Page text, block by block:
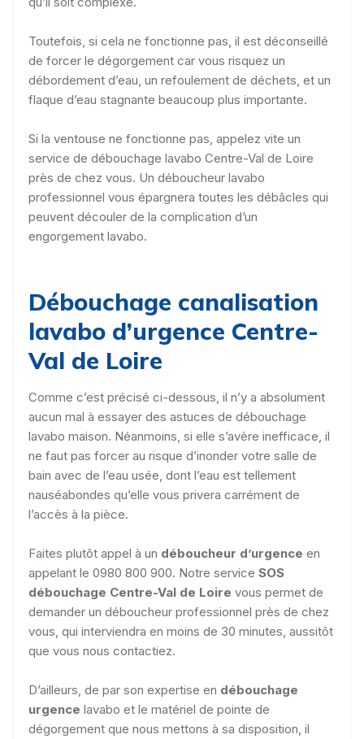
Toutefois, si cela ne fonctionne pas, il est déconseillé
de forcer le dégorgement car vous risquez un
débordement d’eau, un refoulement de déchets, et un
flaque d’eau stagnante beaucoup plus importante.
Si la ventouse ne fonctionne pas, appelez vite un
service de débouchage lavabo Centre-Val de Loire
près de chez vous. Un déboucheur lavabo
professionnel vous épargnera toutes les débâcles qui
peuvent découler de la complication d’un
engorgement lavabo.
Débouchage canalisation
lavabo d’urgence Centre-
Val de Loire
Comme c’est précisé ci-dessous, il n’y a absolument
aucun mal à essayer des astuces de débouchage
lavabo maison. Néanmoins, si elle s’avère inefficace, il
ne faut pas forcer au risque d’inonder votre salle de
bain avec de l’eau usée, dont l’eau est tellement
nauséabondes qu’elle vous privera carrément de
l’accès à la pièce.
Faites plutôt appel à un déboucheur d’urgence en
appelant le 0980 800 900. Notre service SOS
débouchage Centre-Val de Loire vous permet de
demander un déboucheur professionnel près de chez
vous, qui interviendra en moins de 30 minutes, aussitôt
que vous nous contactiez.
D’ailleurs, de par son expertise en débouchage
urgence lavabo et le matériel de pointe de
dégorgement que nous mettons à sa disposition, il